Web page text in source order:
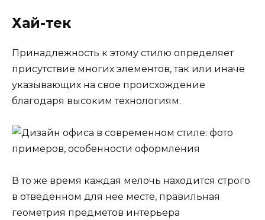
Хай-тек
Принадлежность к этому стилю определяет
присутствие многих элементов, так или иначе
указывающих на свое происхождение
благодаря высоким технологиям.
В то же время каждая мелочь находится строго
в отведенном для нее месте, правильная
геометрия предметов интерьера